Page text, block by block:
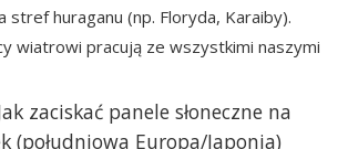
stref huraganu (np. Floryda, Karaiby).
wiatrowi pracują ze wszystkimi naszymi
zaciskać panele słoneczne na
(południowa Europa/Japonia)